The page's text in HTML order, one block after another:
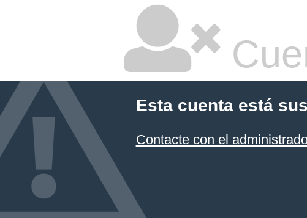
Esta cuenta está
Contacte con el